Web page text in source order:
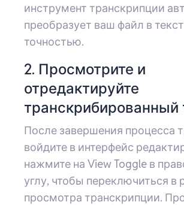
инструмент транскрипции
преобразует ваш файл в
точностью.
2. Просмотрите и
отредактируйте
транскрибированный
После завершения процесса
войдите в интерфейс
нажмите на View Toggle в
углу, чтобы переключиться в
просмотра транскрипции.